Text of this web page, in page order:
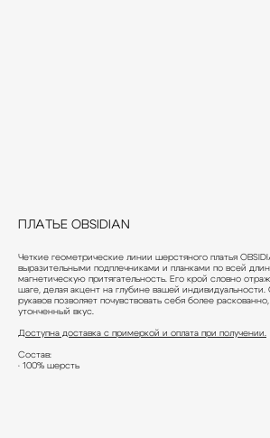
ПЛАТЬЕ OBSIDIAN
Четкие геометрические линии шерстяного платья
выразительными подплечниками и планками по всей
магнетическую притягательность. Его крой словно
шаге, делая акцент на глубине вашей
рукавов позволяет почувствовать себя более
утонченный вкус.
Доступна доставка с примеркой и оплата при получении.
Состав:
• 100% шерсть